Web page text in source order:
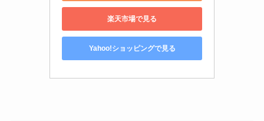
楽天市場で見る
Yahoo!ショッピングで見る